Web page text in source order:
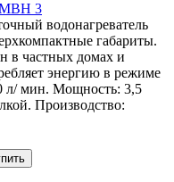
3
водонагреватель
габариты.
в частных домах и
энергию в режиме
л/ мин. Мощность: 3,5
Производство: